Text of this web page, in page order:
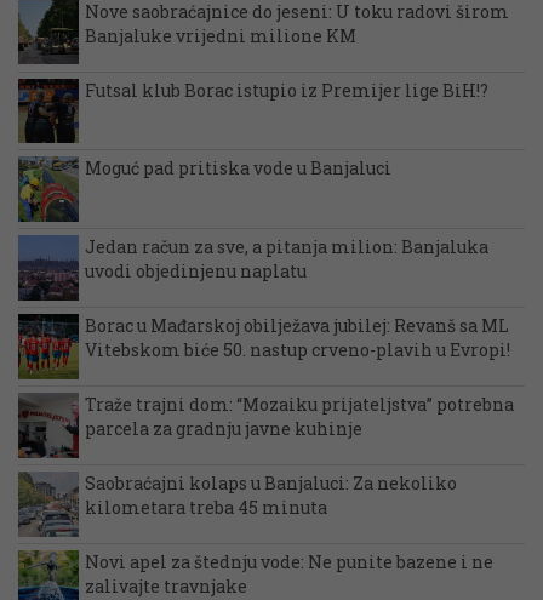
Nove saobraćajnice do jeseni: U toku radovi širom
Banjaluke vrijedni milione KM
Futsal klub Borac istupio iz Premijer lige BiH!?
Moguć pad pritiska vode u Banjaluci
Jedan račun za sve, a pitanja milion: Banjaluka
uvodi objedinjenu naplatu
Borac u Mađarskoj obilježava jubilej: Revanš sa ML
Vitebskom biće 50. nastup crveno-plavih u Evropi!
Traže trajni dom: “Mozaiku prijateljstva” potrebna
parcela za gradnju javne kuhinje
Saobraćajni kolaps u Banjaluci: Za nekoliko
kilometara treba 45 minuta
Novi apel za štednju vode: Ne punite bazene i ne
zalivajte travnjake